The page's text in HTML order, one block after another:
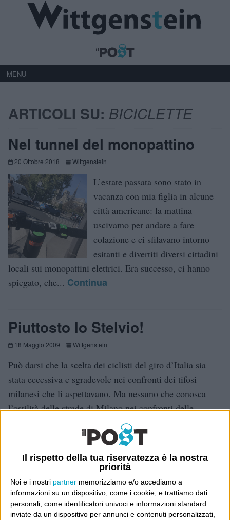
Il rispetto della tua riservatezza è la nostra
priorità
Noi e i nostri partner memorizziamo e/o accediamo a
informazioni su un dispositivo, come i cookie, e trattiamo dati
personali, come identificatori univoci e informazioni standard
inviate da un dispositivo per annunci e contenuti personalizzati,
MENU
ARTICOLI SU: BICICLETTE
Nel tunnel del monopattino
20 Ottobre 2018 Wittgenstein
L’estate passata sono stato in
vacanza con mia figlia in alcune
città americane: la mattina
uscivamo per andare a fare
colazione e ci sfilavano intorno
esitanti e divertiti diversi cittadini
locali sui monopattini elettrici. Era successo, ci hanno
spiegato, che... Continua
Piuttosto lo Stelvio!
18 Maggio 2009 Wittgenstein
Può darsi che la scelta dei ciclisti del giro d’Italia sia
stata eccessiva e sgradevole nei confronti dei tifosi
milanesi che li aspettavano. Ma nessuno che conosca
l’ostilità delle strade di Milano nei confronti delle
biciclette si meraviglia che persino...
E per i regali di Natale (del 2026!)